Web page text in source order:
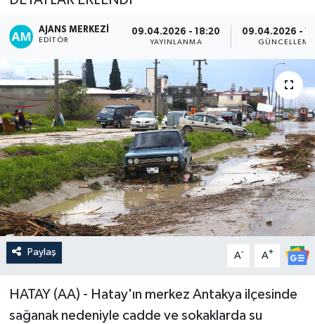
AJANS MERKEZI
EDITÖR
09.04.2026 - 18:20
YAYINLANMA
09.04.2026 -
GÜNCELLEME
Paylaş A- A+
HATAY (AA) - Hatay'ın merkez Antakya ilçesinde
sağanak nedeniyle cadde ve sokaklarda su